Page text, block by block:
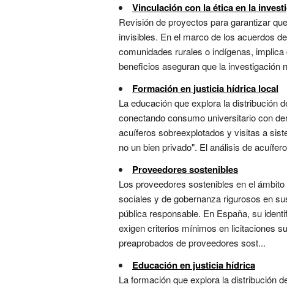
Vinculación con la ética en la
Revisión de proyectos para garantizar
invisibles. En el marco de los acuerdos
comunidades rurales o indígenas,
beneficios aseguran que la investigación
Formación en justicia hídrica local
La educación que explora la distribución
conectando consumo universitario con
acuíferos sobreexplotados y visitas a
no un bien privado". El análisis de
Proveedores sostenibles
Los proveedores sostenibles en el
sociales y de gobernanza rigurosos en
pública responsable. En España, su
exigen criterios mínimos en licitaciones
preaprobados de proveedores sost...
Educación en justicia hídrica
La formación que explora la distribución